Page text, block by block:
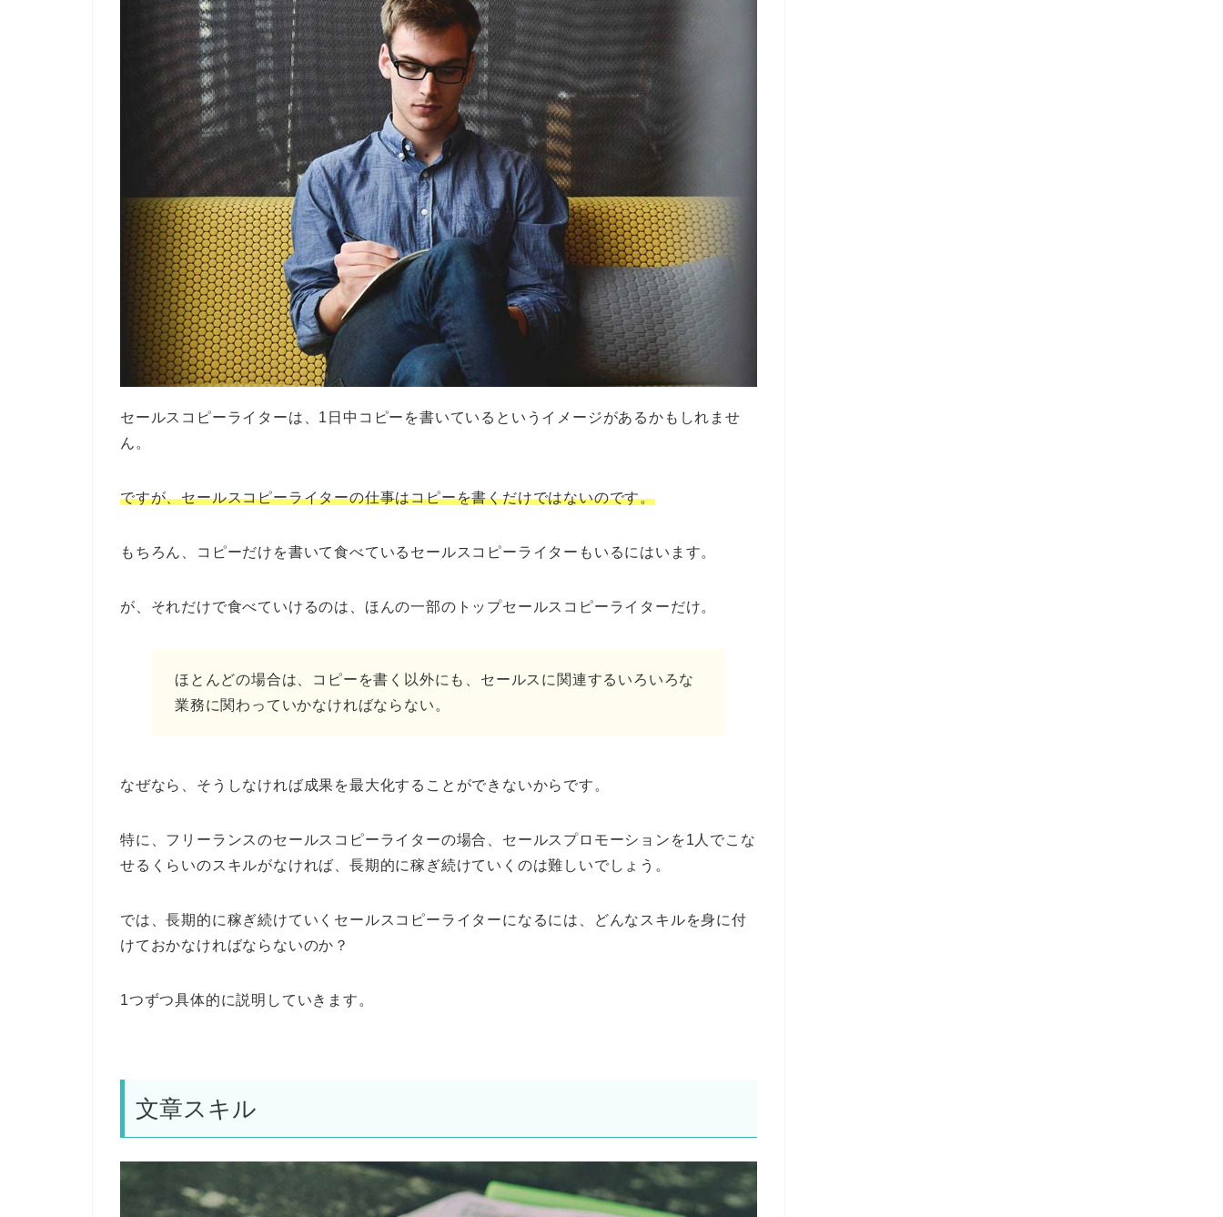
セールスコピーライターは、1日中コピーを書いているというイメージがあるかもしれませ
ん。
ですが、セールスコピーライターの仕事はコピーを書くだけではないのです。
もちろん、コピーだけを書いて食べているセールスコピーライターもいるにはいます。
が、それだけで食べていけるのは、ほんの一部のトップセールスコピーライターだけ。
ほとんどの場合は、コピーを書く以外にも、セールスに関連するいろいろな
業務に関わっていかなければならない。
なぜなら、そうしなければ成果を最大化することができないからです。
特に、フリーランスのセールスコピーライターの場合、セールスプロモーションを1人でこな
せるくらいのスキルがなければ、長期的に稼ぎ続けていくのは難しいでしょう。
では、長期的に稼ぎ続けていくセールスコピーライターになるには、どんなスキルを身に付
けておかなければならないのか？
1つずつ具体的に説明していきます。
文章スキル